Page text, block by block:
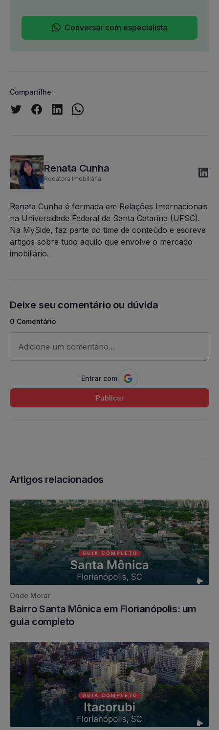
Conversar com especialista
Compartilhe:
Renata Cunha
Redatora Imobiliária
Renata Cunha é formada em Relações Internacionais
na Universidade Federal de Santa Catarina (UFSC).
Na MySide, faz parte do time de conteúdo e escreve
artigos sobre tudo aquilo que envolve o mercado
imobiliário.
Deixe seu comentário ou dúvida
0 Comentário
Entrar com
Publicar
Artigos relacionados
Onde Morar
Bairro Santa Mônica em Florianópolis: um
guia completo